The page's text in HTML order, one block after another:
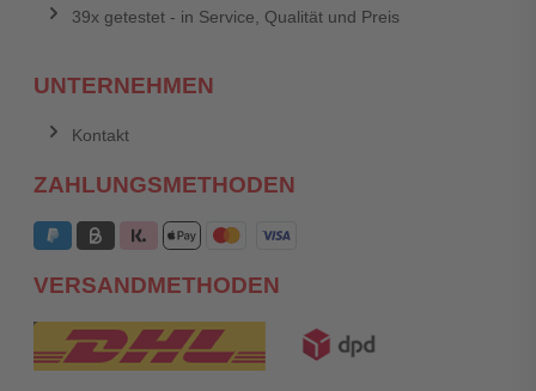
39x getestet - in Service, Qualität und Preis
UNTERNEHMEN
Kontakt
ZAHLUNGSMETHODEN
VERSANDMETHODEN